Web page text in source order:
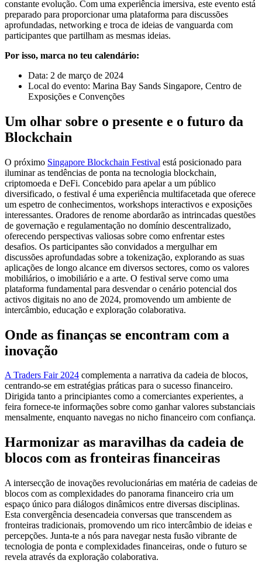
constante evolução. Com uma experiência imersiva, este evento está
preparado para proporcionar uma plataforma para discussões
aprofundadas, networking e troca de ideias de vanguarda com
participantes que partilham as mesmas ideias.
Por isso, marca no teu calendário:
Data: 2 de março de 2024
Local do evento: Marina Bay Sands Singapore, Centro de
Exposições e Convenções
Um olhar sobre o presente e o futuro da
Blockchain
O próximo Singapore Blockchain Festival está posicionado para
iluminar as tendências de ponta na tecnologia blockchain,
criptomoeda e DeFi. Concebido para apelar a um público
diversificado, o festival é uma experiência multifacetada que oferece
um espetro de conhecimentos, workshops interactivos e exposições
interessantes. Oradores de renome abordarão as intrincadas questões
de governação e regulamentação no domínio descentralizado,
oferecendo perspectivas valiosas sobre como enfrentar estes
desafios. Os participantes são convidados a mergulhar em
discussões aprofundadas sobre a tokenização, explorando as suas
aplicações de longo alcance em diversos sectores, como os valores
mobiliários, o imobiliário e a arte. O festival serve como uma
plataforma fundamental para desvendar o cenário potencial dos
activos digitais no ano de 2024, promovendo um ambiente de
intercâmbio, educação e exploração colaborativa.
Onde as finanças se encontram com a
inovação
A Traders Fair 2024 complementa a narrativa da cadeia de blocos,
centrando-se em estratégias práticas para o sucesso financeiro.
Dirigida tanto a principiantes como a comerciantes experientes, a
feira fornece-te informações sobre como ganhar valores substanciais
mensalmente, enquanto navegas no nicho financeiro com confiança.
Harmonizar as maravilhas da cadeia de
blocos com as fronteiras financeiras
A intersecção de inovações revolucionárias em matéria de cadeias de
blocos com as complexidades do panorama financeiro cria um
espaço único para diálogos dinâmicos entre diversas disciplinas.
Esta convergência desencadeia conversas que transcendem as
fronteiras tradicionais, promovendo um rico intercâmbio de ideias e
percepções. Junta-te a nós para navegar nesta fusão vibrante de
tecnologia de ponta e complexidades financeiras, onde o futuro se
revela através da exploração colaborativa.